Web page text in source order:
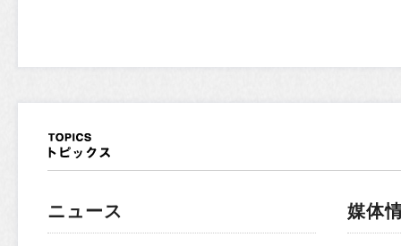
ニュース
媒体